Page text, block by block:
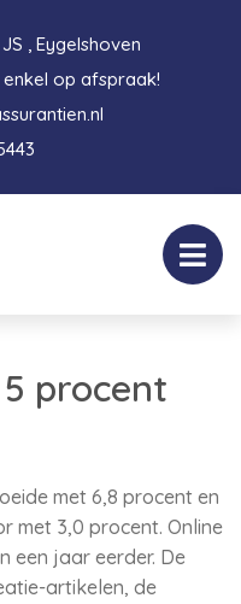
, Eygelshoven
op afspraak!
procent
met 6,8 procent en
met 3,0 procent. Online
een jaar eerder. De
artikelen, de